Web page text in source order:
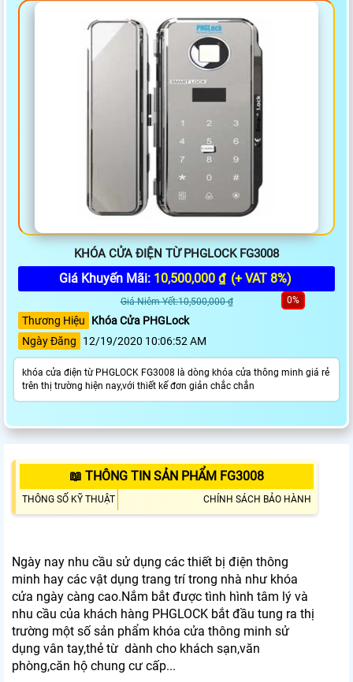
KHÓA CỬA ĐIỆN TỪ PHGLOCK FG3008
Giá Khuyến Mãi: 10,500,000 ₫ (+ VAT 8%)
Giá Niêm Yết:10,500,000 ₫ 0%
Thương Hiệu
Khóa Cửa PHGLock
Ngày Đăng
12/19/2020 10:06:52 AM
khóa cửa điện từ PHGLOCK FG3008 là dòng khóa cửa thông minh giá rẻ
trên thị trường hiện nay,với thiết kế đơn giản chắc chắn
📖 THÔNG TIN SẢN PHẨM FG3008
THÔNG SỐ KỸ THUẬT CHÍNH SÁCH BẢO HÀNH
Ngày nay nhu cầu sử dụng các thiết bị điện thông
minh hay các vật dụng trang trí trong nhà như khóa
cửa ngày càng cao.Nắm bắt được tình hình tâm lý và
nhu cầu của khách hàng PHGLOCK bắt đầu tung ra thị
trường một số sản phẩm khóa cửa thông minh sử
dụng vân tay,thẻ từ dành cho khách sạn,văn
phòng,căn hộ chung cư cấp...